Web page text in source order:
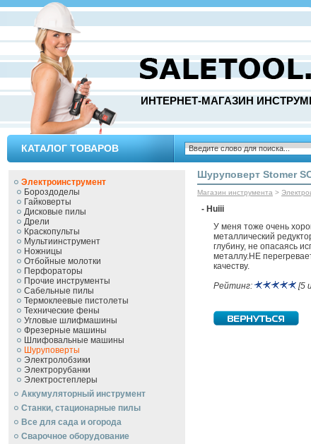
ИНТЕРНЕТ-МАГАЗИН
КАТАЛОГ ТОВАРОВ
Электроинструмент
Бороздоделы
Гайковерты
Дисковые пилы
Дрели
Краскопульты
Мультиинструмент
Ножницы
Отбойные молотки
Перфораторы
Прочие инструменты
Сабельные пилы
Термоклеевые пистолеты
Технические фены
Угловые шлифмашины
Фрезерные машины
Шлифовальные машины
Шуруповерты
Электролобзики
Электрорубанки
Электростеплеры
Аккумуляторный инструмент
Станки, стационарные пилы
Все для сада и огорода
Сварочное оборудование
Шуруповерт Stomer
Магазин инструмента >
- Huiii
У меня тоже очень
металлический
глубину, не опасаясь
металлу.НЕ
качеству.
Рейтинг:
[5